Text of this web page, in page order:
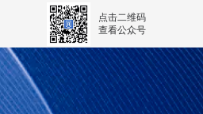
点击二维码
查看公众号